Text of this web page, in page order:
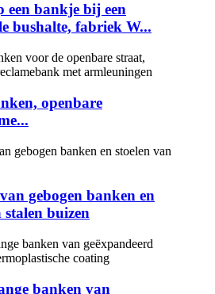
een bankje bij een
bushalte, fabriek W...
openbare
gebogen banken en
stalen buizen
banken van